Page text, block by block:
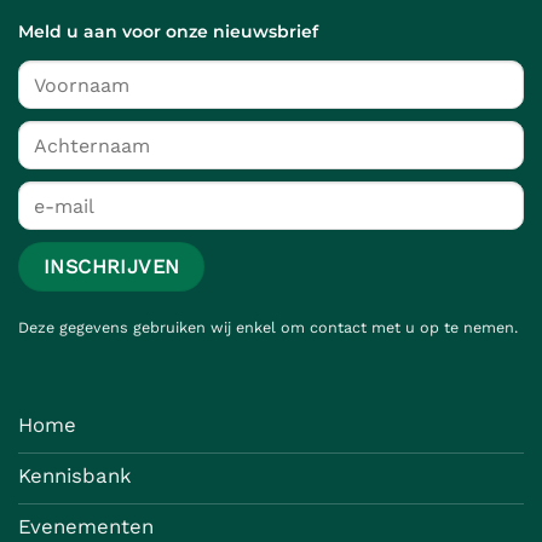
Meld u aan voor onze nieuwsbrief
Deze gegevens gebruiken wij enkel om contact met u op te nemen.
Home
Kennisbank
Evenementen